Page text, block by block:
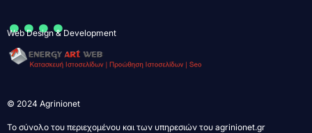
....
Web Design & Development
© 2024 Agrinionet
Το σύνολο του περιεχομένου και των υπηρεσιών του agrinionet.gr